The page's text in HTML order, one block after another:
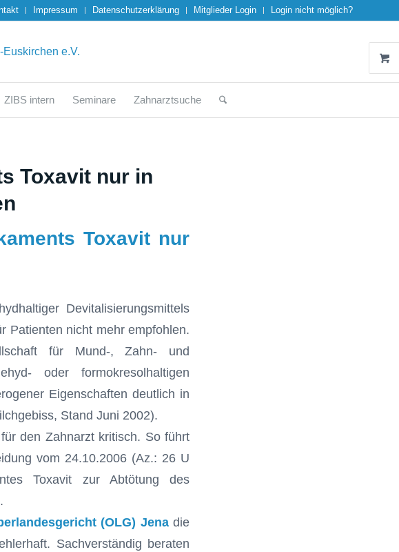
Impressum Datenschutzerklärung Mitglieder Login Login nicht möglich?
ZIBS intern Seminare Zahnarztsuche
Toxavit nur in
Toxavit nur
Devitalisierungsmittels
Patienten nicht mehr empfohlen.
für Mund-, Zahn- und
oder formokresolhaltigen
Eigenschaften deutlich in
Stand Juni 2002).
den Zahnarzt kritisch. So führt
vom 24.10.2006 (Az.: 26 U
Toxavit zur Abtötung des
(OLG) Jenadie
Sachverständig beraten